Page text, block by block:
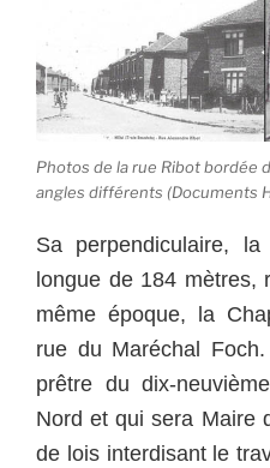
Photos de la rue Ribot bordée
angles différents (Documents
Sa perpendiculaire,
longue de 184
même époque, la
rue du Maréchal
prêtre du dix-
Nord et qui sera Maire
de lois interdisant le